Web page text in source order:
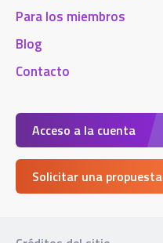
Para los miembros
Blog
Contacto
Acceso a la cuenta
Solicitar una propuesta